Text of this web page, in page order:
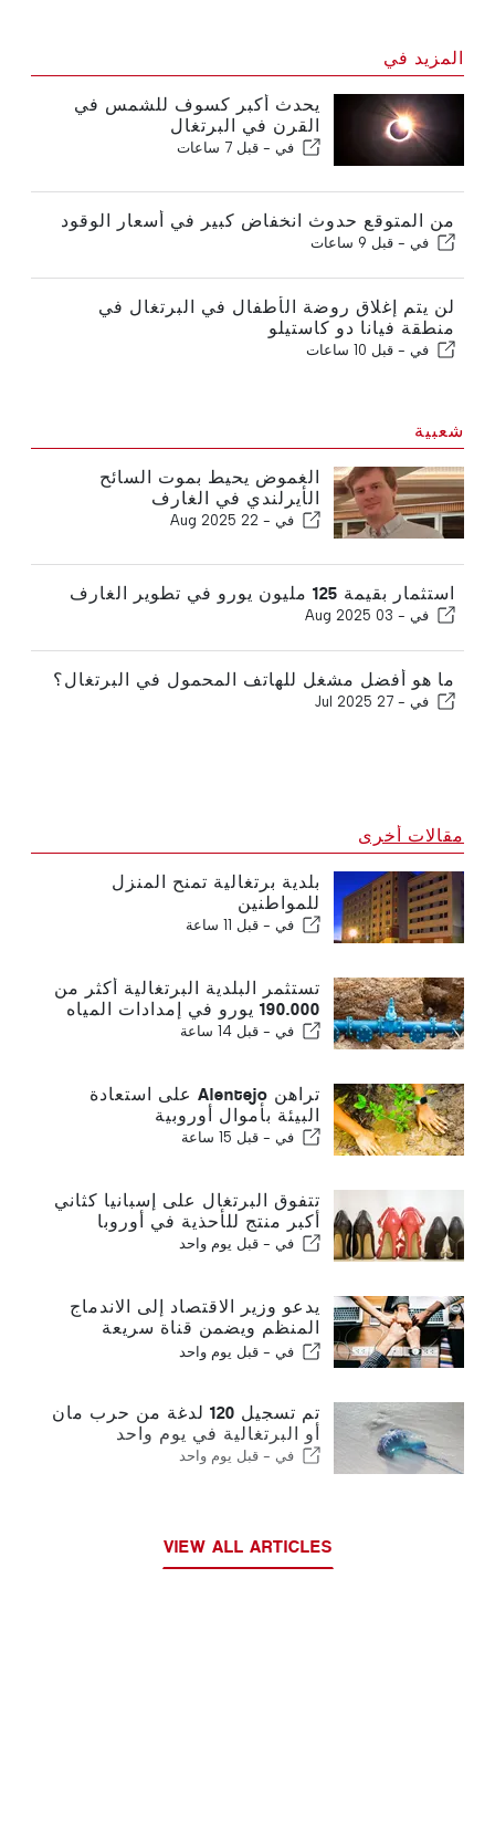
المزيد في
يحدث أكبر كسوف للشمس في
القرن في البرتغال
في - قبل 7 ساعات
من المتوقع حدوث انخفاض كبير في أسعار الوقود
في - قبل 9 ساعات
لن يتم إغلاق روضة الأطفال في البرتغال في
منطقة فيانا دو كاستيلو
في - قبل 10 ساعات
شعبية
الغموض يحيط بموت السائح
الأيرلندي في الغارف
في - 22 Aug 2025
استثمار بقيمة 125 مليون يورو في تطوير الغارف
في - 03 Aug 2025
ما هو أفضل مشغل للهاتف المحمول في البرتغال؟
في - 27 Jul 2025
مقالات أخرى
بلدية برتغالية تمنح المنزل
للمواطنين
في - قبل 11 ساعة
تستثمر البلدية البرتغالية أكثر من
190.000 يورو في إمدادات المياه
في - قبل 14 ساعة
تراهن Alentejo على استعادة
البيئة بأموال أوروبية
في - قبل 15 ساعة
تتفوق البرتغال على إسبانيا كثاني
أكبر منتج للأحذية في أوروبا
في - قبل يوم واحد
يدعو وزير الاقتصاد إلى الاندماج
المنظم ويضمن قناة سريعة
للمهاجرين
في - قبل يوم واحد
تم تسجيل 120 لدغة من حرب مان
أو البرتغالية في يوم واحد
في - قبل يوم واحد
VIEW ALL ARTICLES